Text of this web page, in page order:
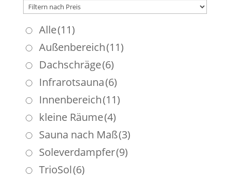
Alle(11)
Außenbereich(11)
Dachschräge(6)
Infrarotsauna(6)
Innenbereich(11)
kleine Räume(4)
Sauna nach Maß(3)
Soleverdampfer(9)
TrioSol(6)